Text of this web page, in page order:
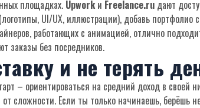
площадках. Upworkи Freelance.ru дают
UI/UX, иллюстрации), добавь
работающих с анимацией, отлично
заказы без посредников.
и не терять
– ориентироваться на средний доход в
сложности. Если ты только начинаешь,